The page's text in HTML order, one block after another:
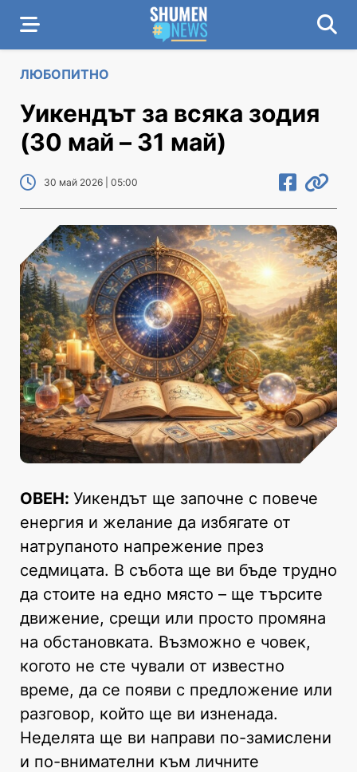
ЛЮБОПИТНО
Уикендът за всяка зодия
(30 май – 31 май)
30 май 2026 | 05:00
ОВЕН: Уикендът ще започне с повече
енергия и желание да избягате от
натрупаното напрежение през
седмицата. В събота ще ви бъде трудно
да стоите на едно място – ще търсите
движение, срещи или просто промяна
на обстановката. Възможно е човек,
когото не сте чували от известно
време, да се появи с предложение или
разговор, който ще ви изненада.
Неделята ще ви направи по-замислени
и по-внимателни към личните